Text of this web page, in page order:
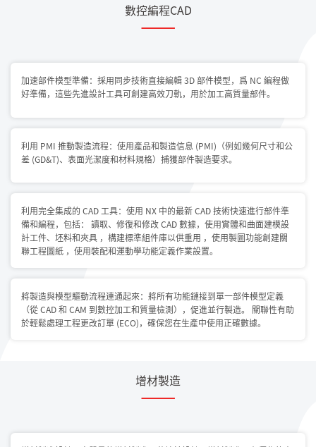
數控編程CAD
加速部件模型準備：採用同步技術直接編輯 3D 部件模型，爲 NC 編程做
好準備，這些先進設計工具可創建高效刀軌，用於加工高質量部件。
利用 PMI 推動製造流程：使用產品和製造信息 (PMI)（例如幾何尺寸和公
差 (GD&T)、表面光潔度和材料規格）捕獲部件製造要求。
利用完全集成的 CAD 工具：使用 NX 中的最新 CAD 技術快速進行部件準
備和編程，包括： 讀取、修復和修改 CAD 數據，使用實體和曲面建模設
計工件、坯料和夾具 ，構建標準組件庫以供重用 ，使用製圖功能創建關
聯工程圖紙 ，使用裝配和運動學功能定義作業設置。
將製造與模型驅動流程連通起來：將所有功能鏈接到單一部件模型定義
（從 CAD 和 CAM 到數控加工和質量檢測），促進並行製造。 關聯性有助
於輕鬆處理工程更改訂單 (ECO)，確保您在生產中使用正確數據。
增材製造